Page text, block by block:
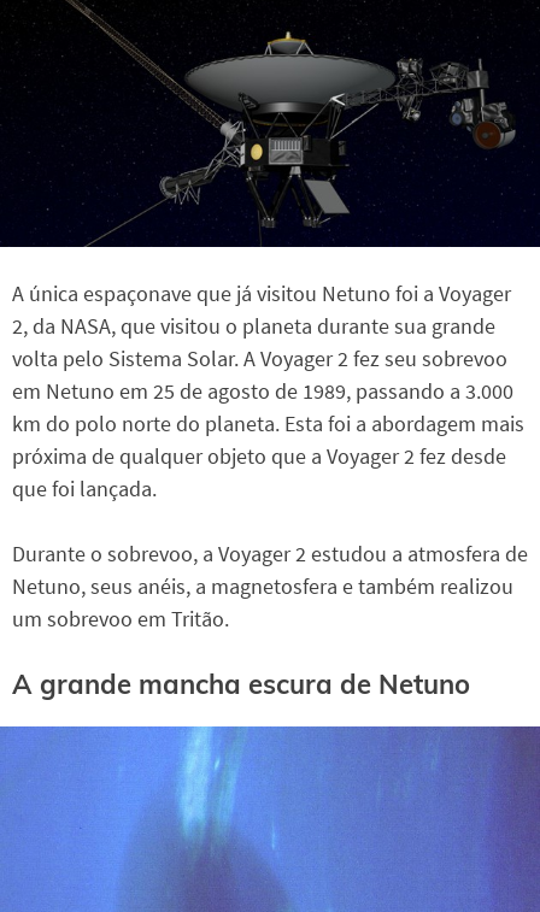
A única espaçonave que já visitou Netuno foi a Voyager
2, da NASA, que visitou o planeta durante sua grande
volta pelo Sistema Solar. A Voyager 2 fez seu sobrevoo
em Netuno em 25 de agosto de 1989, passando a 3.000
km do polo norte do planeta. Esta foi a abordagem mais
próxima de qualquer objeto que a Voyager 2 fez desde
que foi lançada.
Durante o sobrevoo, a Voyager 2 estudou a atmosfera de
Netuno, seus anéis, a magnetosfera e também realizou
um sobrevoo em Tritão.
A grande mancha escura de Netuno